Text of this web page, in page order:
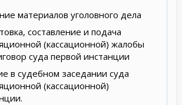
материалов уголовного дела
составление и подача
(кассационной) жалобы
суда первой инстанции
в судебном заседании суда
(кассационной)